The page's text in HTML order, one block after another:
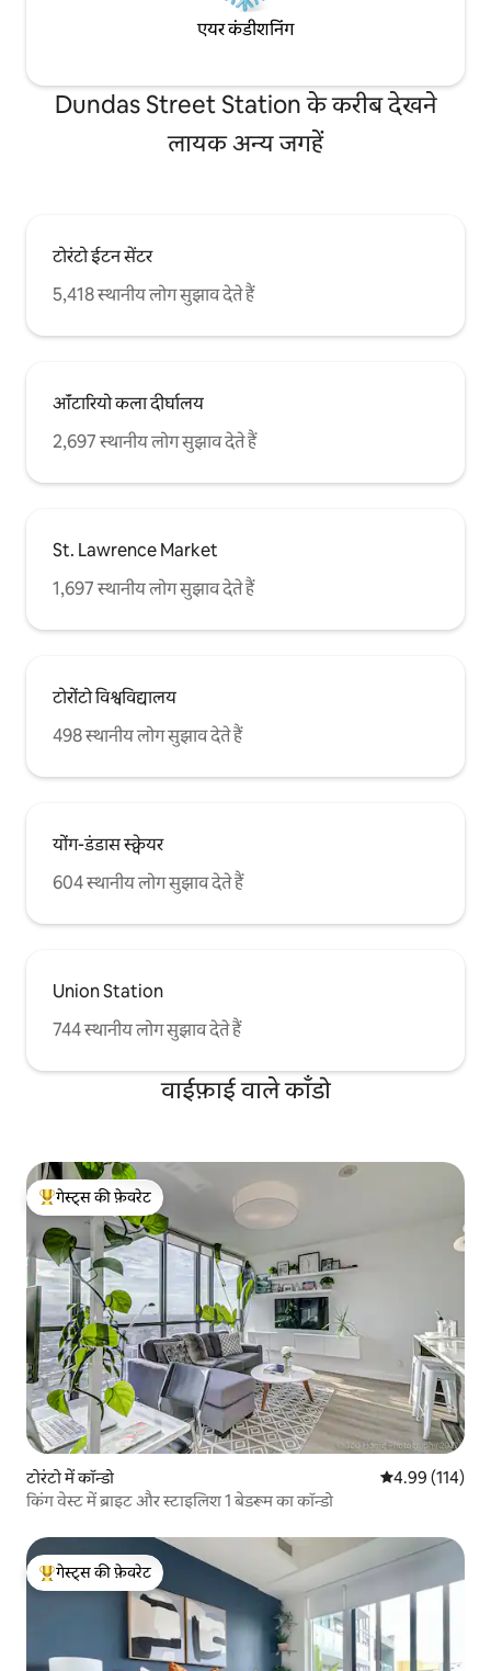
एयर कंडीशनिंग
Dundas Street Station के करीब देखने
लायक अन्य जगहें
टोरंटो ईटन सेंटर
5,418 स्थानीय लोग सुझाव देते हैं
ऑंटारियो कला दीर्घालय
2,697 स्थानीय लोग सुझाव देते हैं
St. Lawrence Market
1,697 स्थानीय लोग सुझाव देते हैं
टोरोंटो विश्वविद्यालय
498 स्थानीय लोग सुझाव देते हैं
योंग-डंडास स्क्वेयर
604 स्थानीय लोग सुझाव देते हैं
Union Station
744 स्थानीय लोग सुझाव देते हैं
वाईफ़ाई वाले काँडो
गेस्ट्स का टॉप फ़ेवरेट
गेस्ट्स की फ़ेवरेट
टोरंटो में कॉन्डो औसत रेटिंग 5 में से
4.99 (114)
किंग वेस्ट में ब्राइट और स्टाइलिश 1 बेडरूम का कॉन्डो
गेस्ट्स का टॉप फ़ेवरेट
गेस्ट्स की फ़ेवरेट